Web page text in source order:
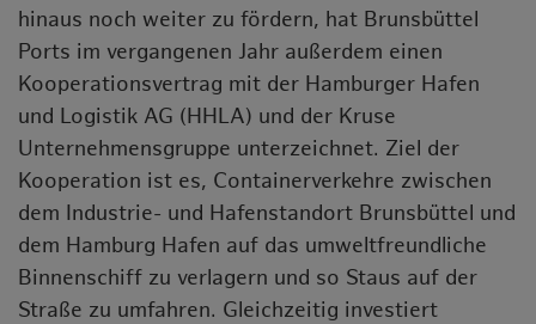
hinaus noch weiter zu fördern, hat Brunsbüttel
Ports im vergangenen Jahr außerdem einen
Kooperationsvertrag mit der Hamburger Hafen
und Logistik AG (HHLA) und der Kruse
Unternehmensgruppe unterzeichnet. Ziel der
Kooperation ist es, Containerverkehre zwischen
dem Industrie- und Hafenstandort Brunsbüttel und
dem Hamburg Hafen auf das umweltfreundliche
Binnenschiff zu verlagern und so Staus auf der
Straße zu umfahren. Gleichzeitig investiert